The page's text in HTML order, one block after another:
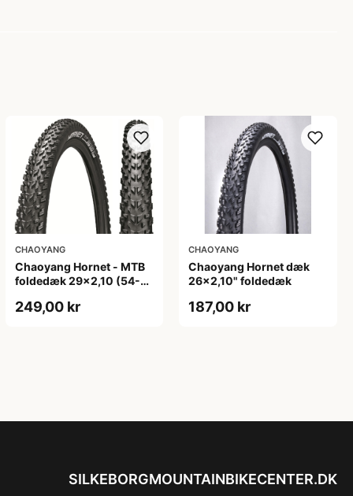
CHAOYANG
Chaoyang Hornet - MTB
foldedæk 29x2,10 (54-
249,00 kr
CHAOYANG
Chaoyang Hornet dæk
26x2,10" foldedæk
187,00 kr
SILKEBORGMOUNTAINBIKECENTER.DK